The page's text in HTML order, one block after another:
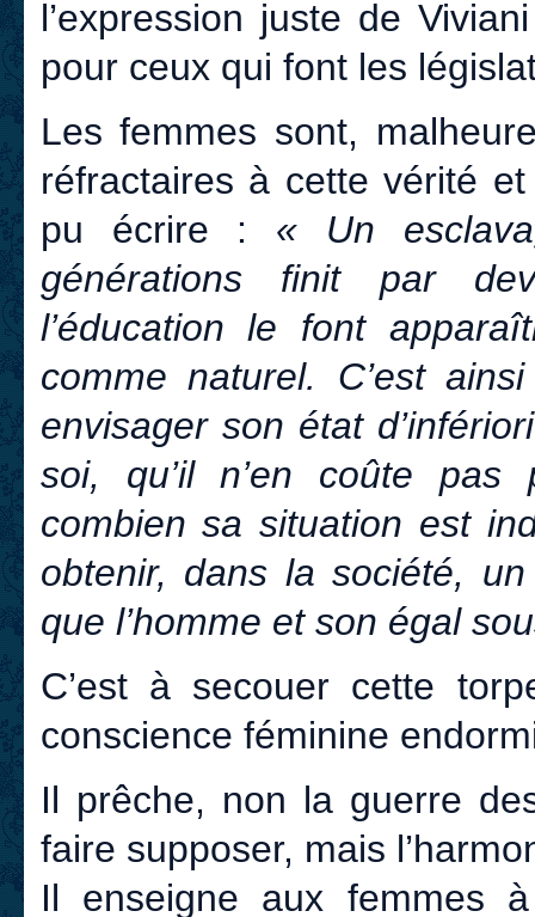
l’expression juste de
pour ceux qui font les
Les femmes sont,
réfractaires à cette vérité
pu écrire : « Un
générations finit par
l’éducation le font
comme naturel. C’est
envisager son état
soi, qu’il n’en coûte
combien sa situation est
obtenir, dans la société,
que l’homme et son égal
C’est à secouer cette
conscience féminine
Il prêche, non la guerre
faire supposer, mais
Il enseigne aux femmes